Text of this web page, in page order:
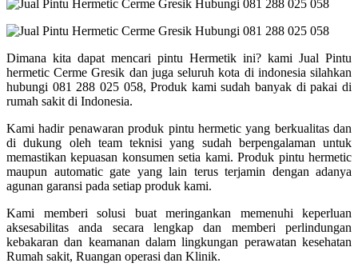
Dimana kita dapat mencari pintu Hermetik ini? kami Jual Pintu
hermetic Cerme Gresik dan juga seluruh kota di indonesia silahkan
hubungi 081 288 025 058, Produk kami sudah banyak di pakai di
rumah sakit di Indonesia.
Kami hadir penawaran produk pintu hermetic yang berkualitas dan
di dukung oleh team teknisi yang sudah berpengalaman untuk
memastikan kepuasan konsumen setia kami. Produk pintu hermetic
maupun automatic gate yang lain terus terjamin dengan adanya
agunan garansi pada setiap produk kami.
Kami memberi solusi buat meringankan memenuhi keperluan
aksesabilitas anda secara lengkap dan memberi perlindungan
kebakaran dan keamanan dalam lingkungan perawatan kesehatan
Rumah sakit, Ruangan operasi dan Klinik.